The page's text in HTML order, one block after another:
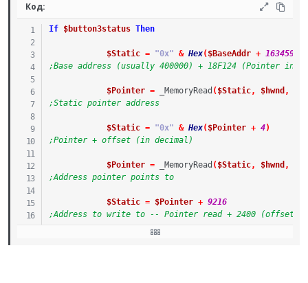
Код:
If $button3status Then
$Static = "0x" & Hex( $BaseAddr + 1634596
;Base address (usually 400000) + 18F124 (Pointer in
$Pointer = _MemoryRead ( $Static, $hwnd ,
;Static pointer address
$Static = "0x" & Hex( $Pointer + 4)
;Pointer + offset (in decimal)
$Pointer = _MemoryRead ( $Static, $hwnd ,
;Address pointer points to
$Static = $Pointer + 9216
;Address to write to -- Pointer read + 2400 (offset